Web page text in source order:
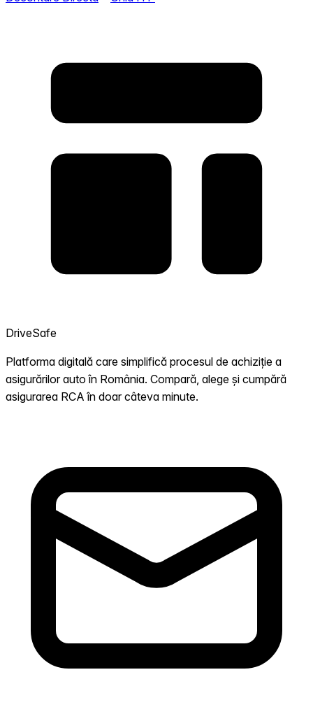
DriveSafe
Platforma digitală care simplifică procesul de achiziție a
asigurărilor auto în România. Compară, alege și cumpără
asigurarea RCA în doar câteva minute.